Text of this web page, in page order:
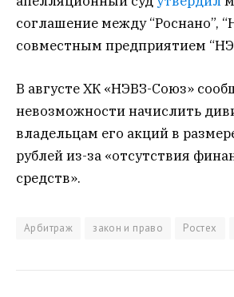
соглашение между “Роснано”,
совместным предприятием
В августе ХК «НЭВЗ-Союз»
невозможности начислить
владельцам его акций в
рублей из-за «отсутствия
средств».
Арбитраж закон и право Ростех